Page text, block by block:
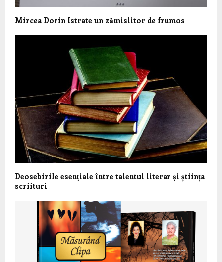
Mircea Dorin Istrate un zămislitor de frumos
Deosebirile esențiale între talentul literar și știința
scriituri